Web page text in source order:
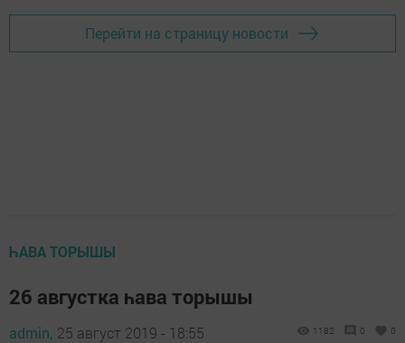
Перейти на страницу новости
ҺАВА ТОРЫШЫ
26 августка һава торышы
admin, 25 август 2019 - 18:55 1182 0 0